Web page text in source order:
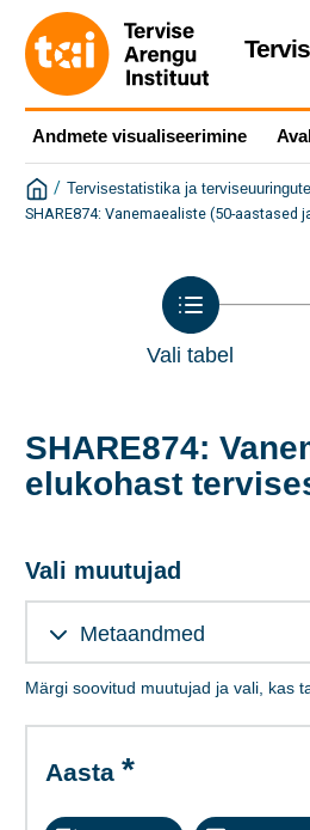
Andmete visualiseerimine
/ Tervisestatistika ja
SHARE874: Vanemaealiste (50-
Vali tabel
SHARE874:
elukohast
Vali muutujad
Metaandmed
Märgi soovitud muutujad ja vali, kas
Aasta